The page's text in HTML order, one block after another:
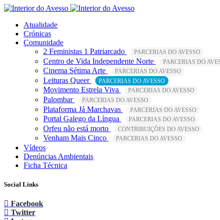
Atualidade
Crónicas
Comunidade
2 Feministas 1 Patriarcado
PARCERIAS DO AVESSO
Centro de Vida Independente Norte PARCERIAS DO
Cinema Sétima Arte PARCERIAS DO AVESSO
Leituras Queer PARCERIAS DO AVESSO
Movimento Estrela Viva PARCERIAS DO AVESSO
Palombar PARCERIAS DO AVESSO
Plataforma Já Marchavas PARCERIAS DO AVESSO
Portal Galego da Língua PARCERIAS DO AVESSO
Orfeu não está morto CONTRIBUIÇÕES DO AVESSO
Venham Mais Cinco PARCERIAS DO AVESSO
Vídeos
Denúncias Ambientais
Ficha Técnica
Social Links
Facebook
Twitter